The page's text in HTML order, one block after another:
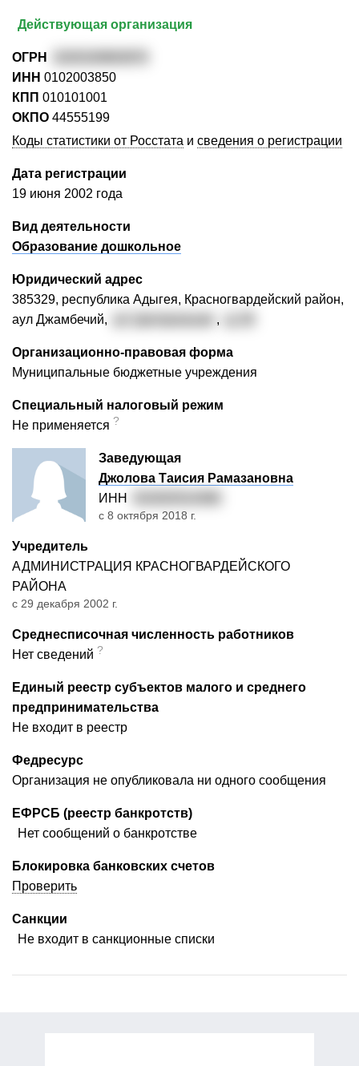
Действующая организация
ОГРН
ИНН 0102003850
КПП 010101001
ОКПО 44555199
Коды статистики от Росстата и сведения о регистрации
Дата регистрации
19 июня 2002 года
Вид деятельности
Образование дошкольное
Юридический адрес
385329, республика Адыгея, Красногвардейский район,
аул Джамбечий,
,
Организационно-правовая форма
Муниципальные бюджетные учреждения
Специальный налоговый режим
Не применяется ?
Заведующая
Джолова Таисия Рамазановна
ИНН
с 8 октября 2018 г.
Учредитель
АДМИНИСТРАЦИЯ КРАСНОГВАРДЕЙСКОГО
РАЙОНА
с 29 декабря 2002 г.
Среднесписочная численность работников
Нет сведений ?
Единый реестр субъектов малого и среднего
предпринимательства
Не входит в реестр
Федресурс
Организация не опубликовала ни одного сообщения
ЕФРСБ (реестр банкротств)
Нет сообщений о банкротстве
Блокировка банковских счетов
Проверить
Санкции
Не входит в санкционные списки